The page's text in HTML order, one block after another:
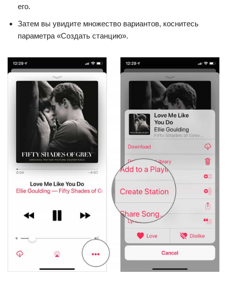
его.
Затем вы увидите множество вариантов, коснитесь
параметра «Создать станцию».